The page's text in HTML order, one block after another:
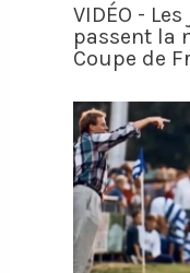
VIDÉO -
passent la
Coupe de